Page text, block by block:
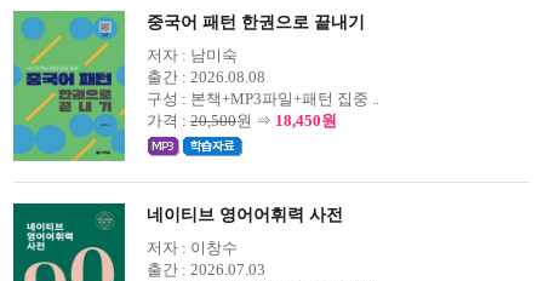
중국어 패턴 한권으로 끝내기
저자 : 남미숙
출간 : 2026.08.08
구성 : 본책+MP3파일+패턴 집중 ..
가격 : 20,500원 ⇒ 18,450원
네이티브 영어어휘력 사전
저자 : 이창수
출간 : 2026.07.03